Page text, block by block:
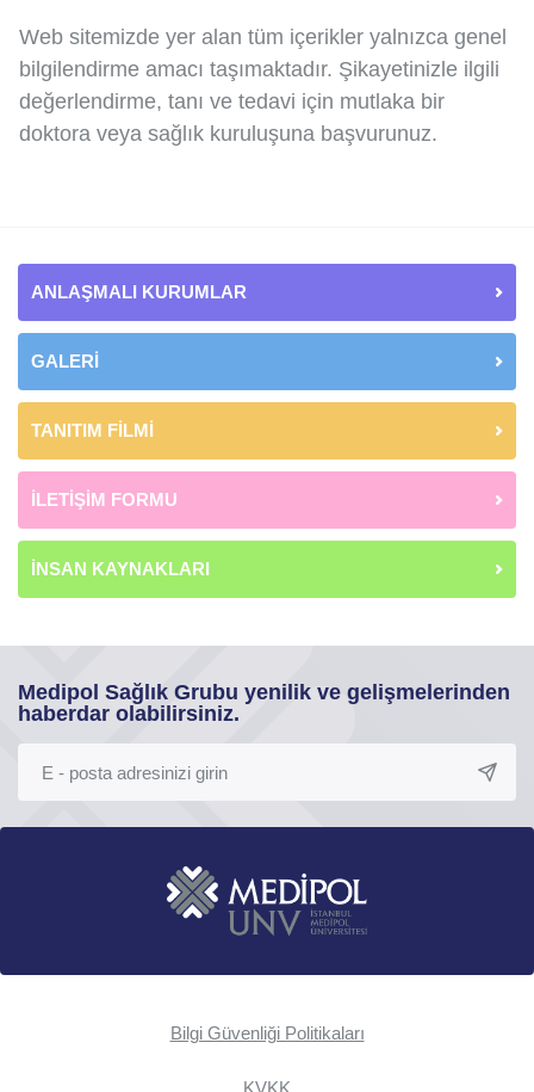
Web sitemizde yer alan tüm içerikler yalnızca genel
bilgilendirme amacı taşımaktadır. Şikayetinizle ilgili
değerlendirme, tanı ve tedavi için mutlaka bir
doktora veya sağlık kuruluşuna başvurunuz.
ANLAŞMALI KURUMLAR
GALERİ
TANITIM FİLMİ
İLETİŞİM FORMU
İNSAN KAYNAKLARI
Medipol Sağlık Grubu yenilik ve gelişmelerinden
haberdar olabilirsiniz.
Bilgi Güvenliği Politikaları
KVKK